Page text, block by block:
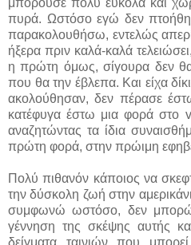
πυρά. Ωστόσο εγώ δεν
παρακολουθήσω, εντελώς
ήξερα πριν καλά-καλά
η πρώτη όμως, σίγουρα δεν θα
που θα την έβλεπα. Και είχα
ακολούθησαν, δεν πέρασε
κατέφυγα έστω μια φορά στο
αναζητώντας τα ίδια
πρώτη φορά, στην πρώιμη
Πολύ πιθανόν κάποιος να
την δύσκολη ζωή στην
συμφωνώ ωστόσο, δεν
γέννηση της σκέψης αυτής
δείγματα ταινιών που